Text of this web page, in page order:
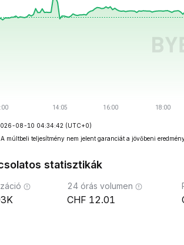
08-10 04:34:42 (UTC+0)
múltbeli teljesítmény nem jelent garanciát a jövőbeni
statisztikák
24 órás volumen
12.01